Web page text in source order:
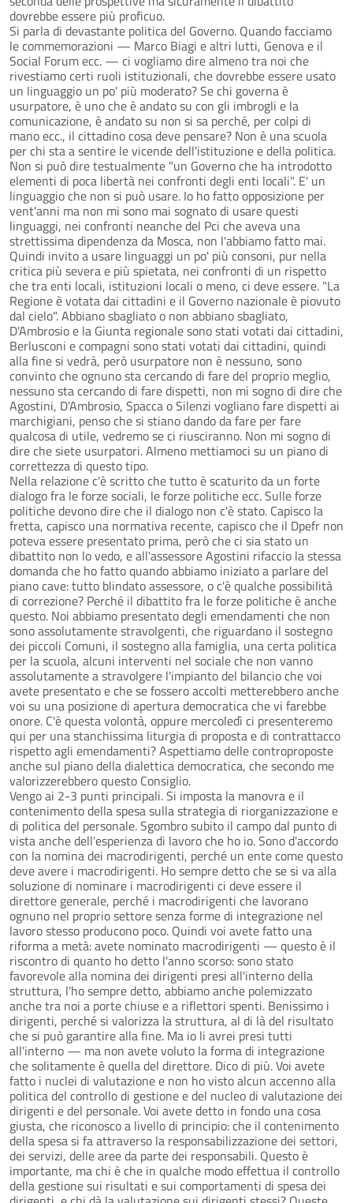
dovrebbe essere più proficuo.
Si parla di devastante politica del Governo. Quando facciamo
le commemorazioni — Marco Biagi e altri lutti, Genova e il
Social Forum ecc. — ci vogliamo dire almeno tra noi che
rivestiamo certi ruoli istituzionali, che dovrebbe essere usato
un linguaggio un po' più moderato? Se chi governa è
usurpatore, è uno che è andato su con gli imbrogli e la
comunicazione, è andato su non si sa perché, per colpi di
mano ecc., il cittadino cosa deve pensare? Non è una scuola
per chi sta a sentire le vicende dell'istituzione e della politica.
Non si può dire testualmente "un Governo che ha introdotto
elementi di poca libertà nei confronti degli enti locali". E' un
linguaggio che non si può usare. Io ho fatto opposizione per
vent'anni ma non mi sono mai sognato di usare questi
linguaggi, nei confronti neanche del Pci che aveva una
strettissima dipendenza da Mosca, non l'abbiamo fatto mai.
Quindi invito a usare linguaggi un po' più consoni, pur nella
critica più severa e più spietata, nei confronti di un rispetto
che tra enti locali, istituzioni locali o meno, ci deve essere. "La
Regione è votata dai cittadini e il Governo nazionale è piovuto
dal cielo". Abbiano sbagliato o non abbiano sbagliato,
D'Ambrosio e la Giunta regionale sono stati votati dai cittadini,
Berlusconi e compagni sono stati votati dai cittadini, quindi
alla fine si vedrà, però usurpatore non è nessuno, sono
convinto che ognuno sta cercando di fare del proprio meglio,
nessuno sta cercando di fare dispetti, non mi sogno di dire che
Agostini, D'Ambrosio, Spacca o Silenzi vogliano fare dispetti ai
marchigiani, penso che si stiano dando da fare per fare
qualcosa di utile, vedremo se ci riusciranno. Non mi sogno di
dire che siete usurpatori. Almeno mettiamoci su un piano di
correttezza di questo tipo.
Nella relazione c'è scritto che tutto è scaturito da un forte
dialogo fra le forze sociali, le forze politiche ecc. Sulle forze
politiche devono dire che il dialogo non c'è stato. Capisco la
fretta, capisco una normativa recente, capisco che il Dpefr non
poteva essere presentato prima, però che ci sia stato un
dibattito non lo vedo, e all'assessore Agostini rifaccio la stessa
domanda che ho fatto quando abbiamo iniziato a parlare del
piano cave: tutto blindato assessore, o c'è qualche possibilità
di correzione? Perché il dibattito fra le forze politiche è anche
questo. Noi abbiamo presentato degli emendamenti che non
sono assolutamente stravolgenti, che riguardano il sostegno
dei piccoli Comuni, il sostegno alla famiglia, una certa politica
per la scuola, alcuni interventi nel sociale che non vanno
assolutamente a stravolgere l'impianto del bilancio che voi
avete presentato e che se fossero accolti metterebbero anche
voi su una posizione di apertura democratica che vi farebbe
onore. C'è questa volontà, oppure mercoledì ci presenteremo
qui per una stanchissima liturgia di proposta e di contrattacco
rispetto agli emendamenti? Aspettiamo delle controproposte
anche sul piano della dialettica democratica, che secondo me
valorizzerebbero questo Consiglio.
Vengo ai 2-3 punti principali. Si imposta la manovra e il
contenimento della spesa sulla strategia di riorganizzazione e
di politica del personale. Sgombro subito il campo dal punto di
vista anche dell'esperienza di lavoro che ho io. Sono d'accordo
con la nomina dei macrodirigenti, perché un ente come questo
deve avere i macrodirigenti. Ho sempre detto che se si va alla
soluzione di nominare i macrodirigenti ci deve essere il
direttore generale, perché i macrodirigenti che lavorano
ognuno nel proprio settore senza forme di integrazione nel
lavoro stesso producono poco. Quindi voi avete fatto una
riforma a metà: avete nominato macrodirigenti — questo è il
riscontro di quanto ho detto l'anno scorso: sono stato
favorevole alla nomina dei dirigenti presi all'interno della
struttura, l'ho sempre detto, abbiamo anche polemizzato
anche tra noi a porte chiuse e a riflettori spenti. Benissimo i
dirigenti, perché si valorizza la struttura, al di là del risultato
che si può garantire alla fine. Ma io li avrei presi tutti
all'interno — ma non avete voluto la forma di integrazione
che solitamente è quella del direttore. Dico di più. Voi avete
fatto i nuclei di valutazione e non ho visto alcun accenno alla
politica del controllo di gestione e del nucleo di valutazione dei
dirigenti e del personale. Voi avete detto in fondo una cosa
giusta, che riconosco a livello di principio: che il contenimento
della spesa si fa attraverso la responsabilizzazione dei settori,
dei servizi, delle aree da parte dei responsabili. Questo è
importante, ma chi è che in qualche modo effettua il controllo
della gestione sui risultati e sui comportamenti di spesa dei